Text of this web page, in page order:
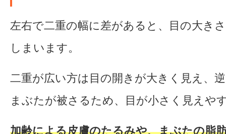
左右で二重の幅に差があると、目の大き
しまいます。
二重が広い方は目の開きが大きく見え、
まぶたが被さるため、目が小さく見えや
加齢による皮膚のたるみや、まぶたの脂